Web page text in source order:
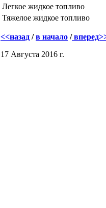
Легкое жидкое топливо
Тяжелое жидкое топливо
<<назад /в начало /
17 Августа 2016 г.